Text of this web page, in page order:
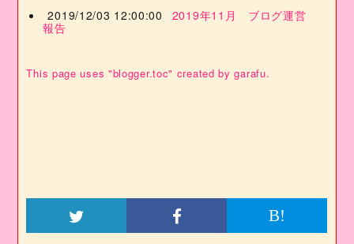
2019/12/03 12:00:00
2019年11月 ブログ運営
報告
This page uses "blogger.toc" created by garafu.
B!